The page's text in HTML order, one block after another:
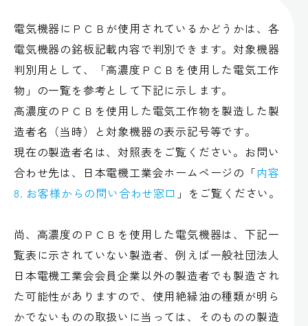
電気機器にＰＣＢが使用されているかどうかは、各
電気機器の銘板記載内容で判別できます。対象機器
判別用として、「高濃度ＰＣＢを使用した電気工作
物」の一覧を参考として下記に示します。
高濃度のＰＣＢを使用した電気工作物を製造した製
造者名（当時）と対象機器の表示記号等です。
現在の製造者名は、対照表をご覧ください。お問い
合わせ先は、日本電機工業会ホームページの「内容
8. お客様からの問い合わせ窓口 」をご覧ください。
尚、高濃度のＰＣＢを使用した電気機器は、下記一
覧表に示されていない製造者、例えば一般社団法人
日本電機工業会会員企業以外の製造者でも製造され
た可能性がありますので、使用絶縁油の種類が明ら
かでないものの取扱いに当っては、そのものの製造